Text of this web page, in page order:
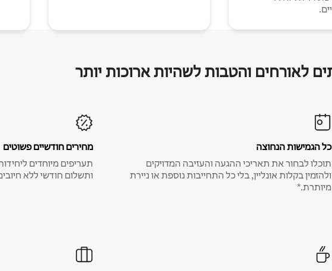
לאורחים והטבות לשהיות ארוכות יותר
כל הגמישות הנחוצה
תוכלו לבחור את תאריכי ההגעה והעזיבה המדויקים
ולהזמין בקלות אונליין, בלי כל התחייבות נוספת או ניירת
מיותרת.*
מחירים חודשיים פשוטים
תעריפים מיוחדים
ותשלום חודשי ללא